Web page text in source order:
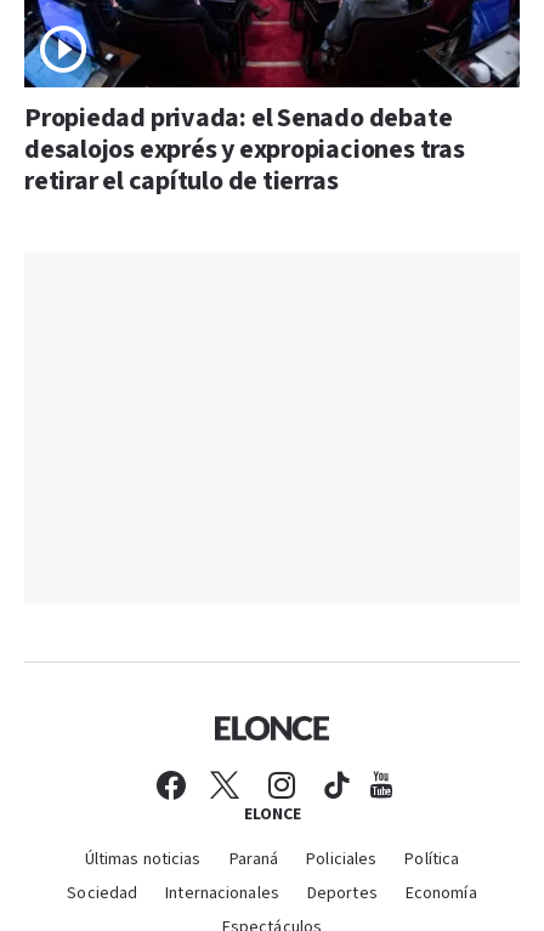
Propiedad privada: el Senado debate
desalojos exprés y expropiaciones tras
retirar el capítulo de tierras
ELONCE
Últimas noticias Paraná Policiales
Política
Sociedad
Internacionales Deportes
Economía